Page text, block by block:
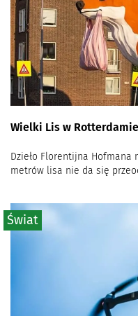
Wielki Lis w
Dzieło Florentijna Hofmana
metrów lisa nie da się
Świat